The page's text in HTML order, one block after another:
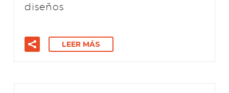
diseños
LEER MÁS